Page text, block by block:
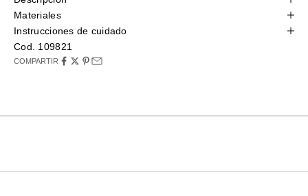
Materiales
Instrucciones de cuidado
Cod. 109821
COMPARTIR